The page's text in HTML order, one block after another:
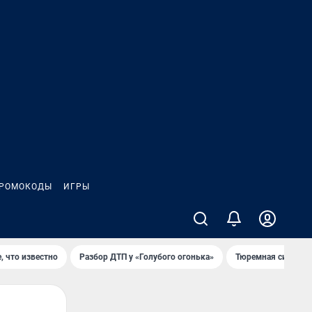
ИГРЫ
что известно Разбор ДТП у «Голубого огонька» Тюремная